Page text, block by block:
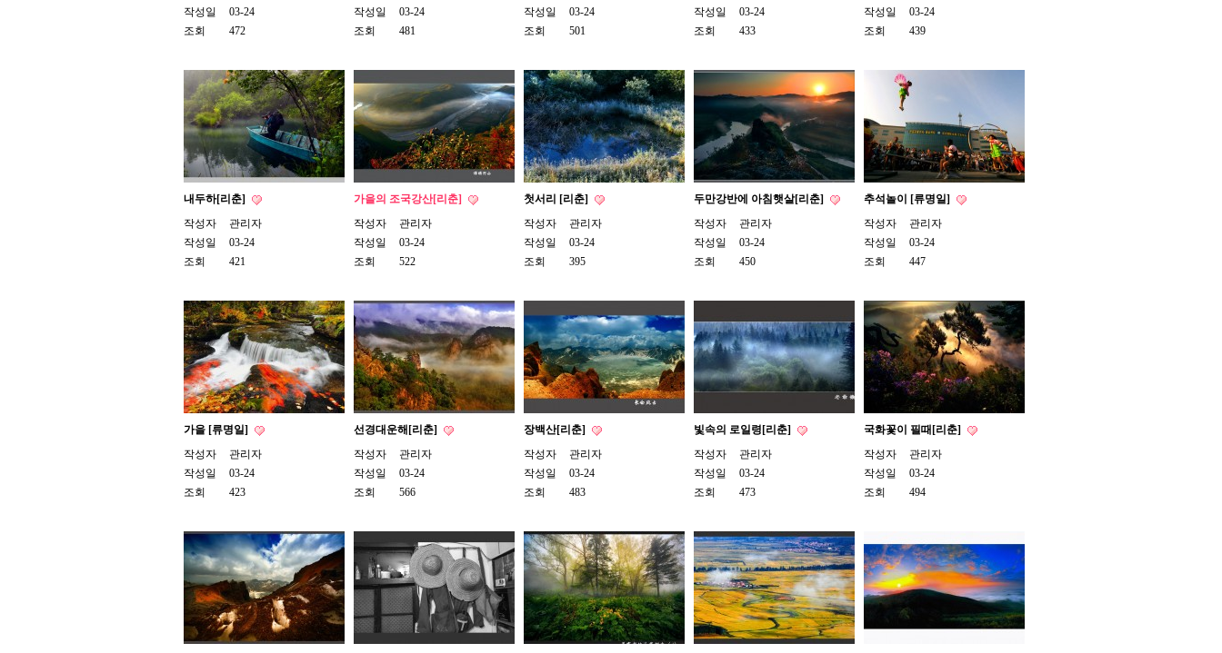
작성일
03-24
조회
472
작성일
03-24
조회
481
작성일
03-24
조회
501
작성일
03-24
조회
433
작성일
03-24
조회
439
내두하[리춘]
작성자
관리자
작성일
03-24
조회
421
가을의 조국강산[리춘]
작성자
관리자
작성일
03-24
조회
522
첫서리 [리춘]
작성자
관리자
작성일
03-24
조회
395
두만강반에 아침햇살[리춘]
작성자
관리자
작성일
03-24
조회
450
추석놀이 [류명일]
작성자
관리자
작성일
03-24
조회
447
가을 [류명일]
작성자
관리자
작성일
03-24
조회
423
선경대운해[리춘]
작성자
관리자
작성일
03-24
조회
566
장백산[리춘]
작성자
관리자
작성일
03-24
조회
483
빛속의 로일령[리춘]
작성자
관리자
작성일
03-24
조회
473
국화꽃이 필때[리춘]
작성자
관리자
작성일
03-24
조회
494